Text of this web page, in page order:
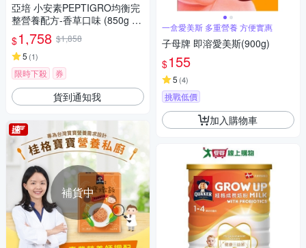
亞培 小安素PEPTIGRO均衡完
整營養配方-香草口味 (850g x
2入)
$1,758 $1,858
5 (1)
限時下殺 券
貨到通知我
補貨中
一盒愛美斯 多重營養 方便實惠
子母牌 即溶愛美斯(900g)
$155
5 (4)
挑戰低價
加入購物車